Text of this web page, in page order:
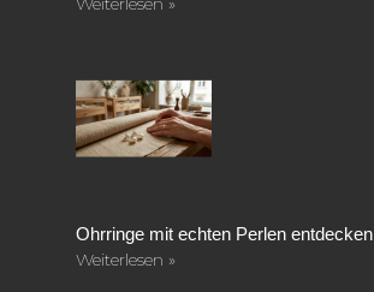
Ohrringe mit echten Perlen entdecken
Weiterlesen »